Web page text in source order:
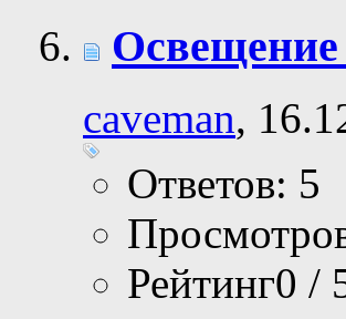
Освещение
caveman,
Ответов: 5
Рейтинг0 /